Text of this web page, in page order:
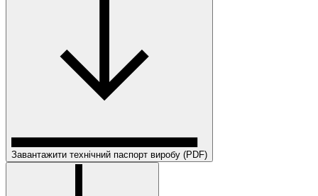
Завантажити технічний паспорт виробу (PDF)